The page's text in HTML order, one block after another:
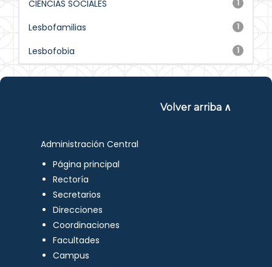
1
CIENCIAS SOCIALES
1
Lesbofamilias
1
Lesbofobia
Volver arriba ∧
Administración Central
Página principal
Rectoría
Secretarios
Direcciones
Coordinaciones
Facultades
Campus